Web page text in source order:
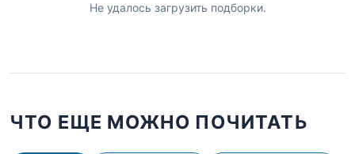
Не удалось загрузить подборки.
ЧТО ЕЩЕ МОЖНО ПОЧИТАТЬ